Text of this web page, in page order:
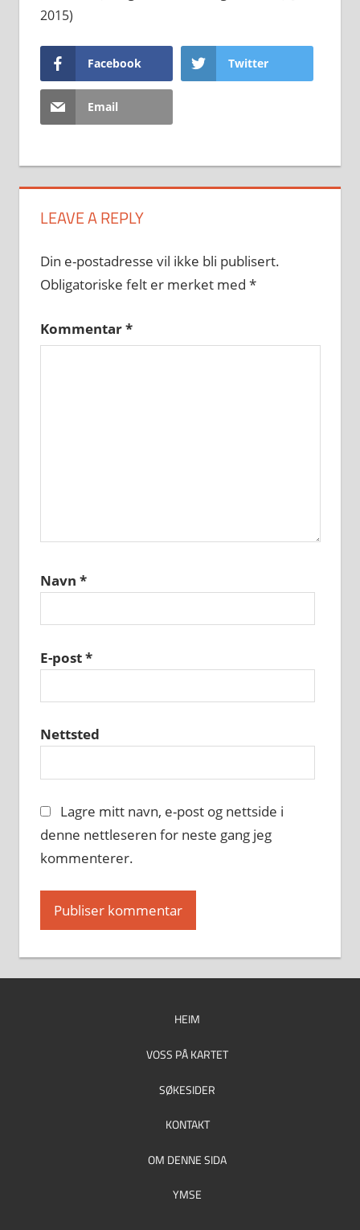
2015)
Facebook Twitter
Email
LEAVE A REPLY
Din e-postadresse vil ikke bli publisert.
Obligatoriske felt er merket med *
Kommentar*
Navn *
E-post*
Nettsted
Lagre mitt navn, e-post og nettside i
denne nettleseren for neste gang jeg
kommenterer.
HEIM
VOSS PÅ KARTET
SØKESIDER
KONTAKT
OM DENNE SIDA
YMSE